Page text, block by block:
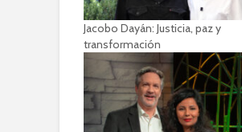
Jacobo Dayán: Justicia, paz y
transformación